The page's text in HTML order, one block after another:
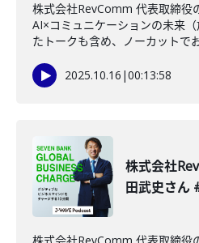
株式会社RevComm 代表取締役
AI×コミュニケーションの未来
たトークも含め、ノーカットで
2025.10.16 |00:13:58
株式会社
田武史さん